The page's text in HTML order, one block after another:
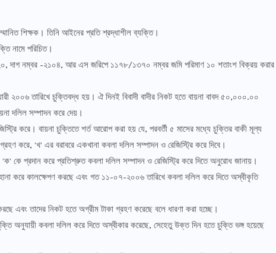
শিক্ষক। তিনি আইনের প্রতি শ্রদ্ধাশীল ব্যক্তি।
নামে পরিচিত।
২০, দাগ নম্বর -২১০৪, আর এস জরিপে ১১৭৮/১৩৭০ নম্বর জমি পরিমাণ ১০ শতাংশ বিক্রয় করার
২০০৬ তারিখে চুক্তিবদ্ধ হয়। ঐ দিনই বিবাদী বাদীর নিকট হতে বায়না বাবদ ৫০,০০০.০০
দলিল সম্পাদন করে দেয়।
করে। বায়না চুক্তিতে শর্ত আরোপ করা হয় যে, পরবর্তী ৫ মাসের মধ্যে চুক্তির বাকী মূল্য
করে, 'খ' এর বরাবরে একখানা কবলা দলিল সম্পাদন ও রেজিস্ট্রি করে দিবে।
'ক' কে প্রদান করে প্রতিশ্রুত কবলা দলিল সম্পাদন ও রেজিস্ট্রি করে দিতে অনুরোধ জানায়।
করে কালক্ষেপণ করছে এবং গত ১১-০৭-২০০৬ তারিখে কবলা দলিল করে দিতে অস্বীকৃতি
এবং তাদের নিকট হতে অগ্রীম টাকা গ্রহণ করেছে বলে ধারণা করা হচ্ছে।
অনুযায়ী কবলা দলিল করে দিতে অস্বীকার করেছে, সেহেতু উক্ত দিন হতে চুক্তি ভঙ্গ হয়েছে